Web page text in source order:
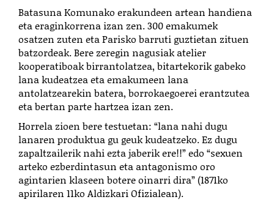
Batasuna Komunako erakundeen artean handiena
eta eraginkorrena izan zen. 300 emakumek
osatzen zuten eta Parisko barruti guztietan zituen
batzordeak. Bere zeregin nagusiak atelier
kooperatiboak birrantolatzea, bitartekorik gabeko
lana kudeatzea etaemakumeen lana
antolatzearekin batera, borrokaegoerei erantzutea
eta bertan parte hartzea izan zen.
Horrela zioen bere testuetan: “lana nahi dugu
lanaren produktua gu geuk kudeatzeko. Ez dugu
zapaltzailerik nahi ezta jaberik ere!!” edo “sexuen
arteko ezberdintasun eta antagonismo oro
agintarien klaseen botere oinarri dira” (1871ko
apirilaren 11ko Aldizkari Ofizialean).